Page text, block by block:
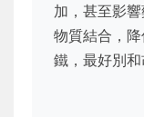
加，甚至影
物質結合，
鐵，最好別和